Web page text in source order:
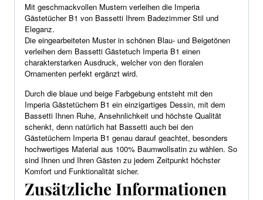
Mit geschmackvollen Mustern verleihen die Imperia
Gästetücher B1 von Bassetti Ihrem Badezimmer Stil und
Eleganz.
Die eingearbeiteten Muster in schönen Blau- und Beigetönen
verleihen dem Bassetti Gästetuch Imperia B1 einen
charakterstarken Ausdruck, welcher von den floralen
Ornamenten perfekt ergänzt wird.
Durch die blaue und beige Farbgebung entsteht mit den
Imperia Gästetüchern B1 ein einzigartiges Dessin, mit dem
Bassetti Ihnen Ruhe, Ansehnlichkeit und höchste Qualität
schenkt, denn natürlich hat Bassetti auch bei den
Gästetüchern Imperia B1 genau darauf geachtet, besonders
hochwertiges Material aus 100% Baumwollsatin zu wählen. So
sind Ihnen und Ihren Gästen zu jedem Zeitpunkt höchster
Komfort und Funktionalität sicher.
Zusätzliche Informationen